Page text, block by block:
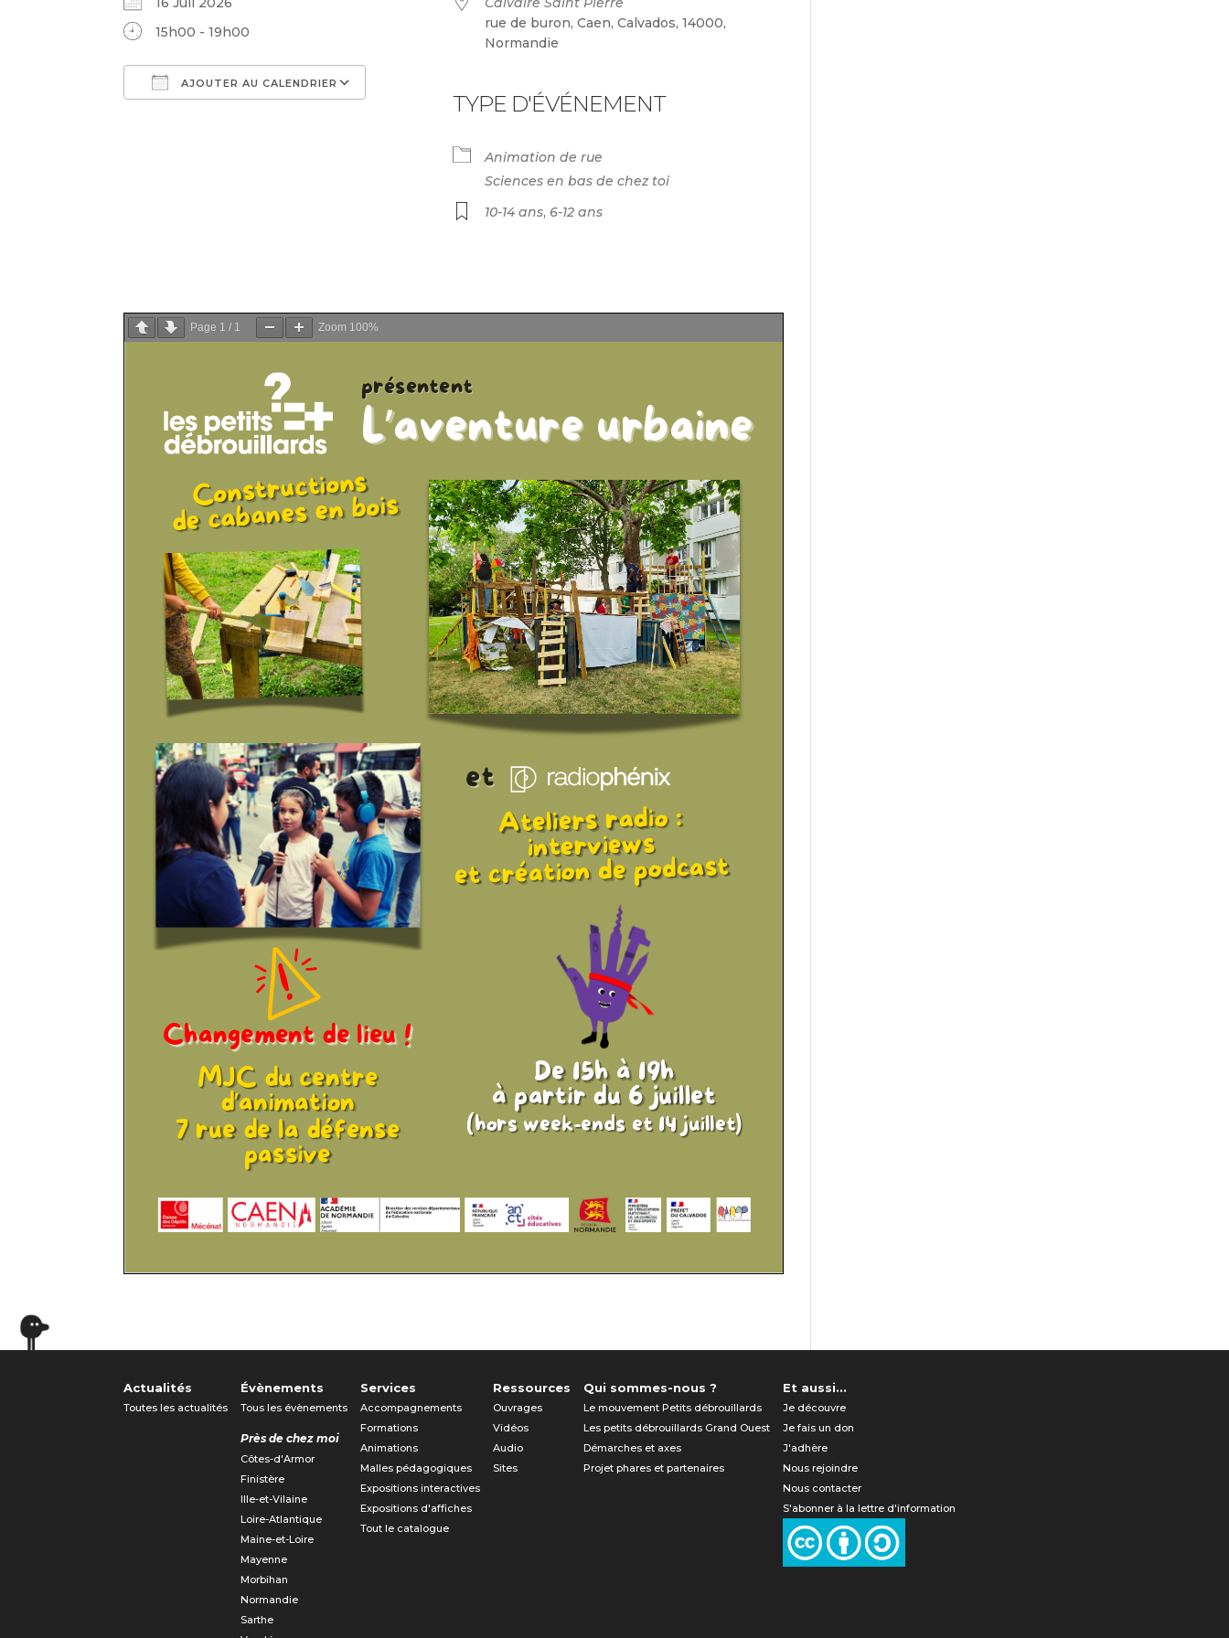
15h00 - 19h00
AJOUTER AU CALENDRIER
rue de buron, Caen, Calvados, 14000,
Normandie
TYPE D'ÉVÉNEMENT
Animation de rue
Sciences en bas de chez toi
10-14 ans, 6-12 ans
Page 1 / 1 Zoom 100%
Actualités
Toutes les actualités
Évènements
Tous les évènements
Près de chez moi
Côtes-d'Armor
Finistère
Ille-et-Vilaine
Loire-Atlantique
Maine-et-Loire
Mayenne
Morbihan
Normandie
Sarthe
Services
Accompagnements
Formations
Animations
Malles pédagogiques
Expositions interactives
Expositions d'affiches
Tout le catalogue
Ressources
Ouvrages
Vidéos
Audio
Sites
Qui sommes-nous ?
Le mouvement Petits débrouillards
Les petits débrouillards Grand Ouest
Démarches et axes
Projet phares et partenaires
Et aussi...
Je découvre
Je fais un don
J'adhère
Nous rejoindre
Nous contacter
S'abonner à la lettre d'information